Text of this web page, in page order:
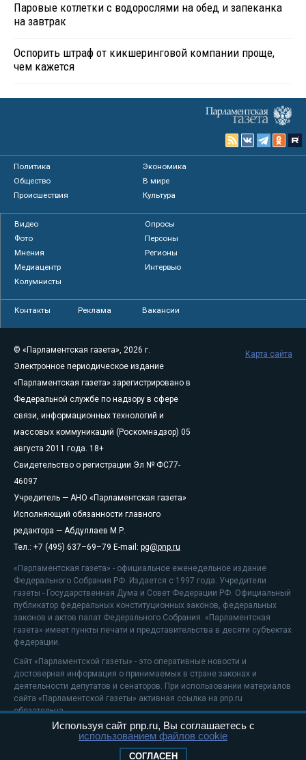
Паровые котлетки с водорослями на обед и запеканка
на завтрак
Оспорить штраф от кикшеринговой компании проще,
чем кажется
Политика
Экономика
Общество
В мире
Происшествия
Культура
Видео
Опросы
Фото
Персоны
Мнения
Регионы
Медиацентр
Интервью
Колумнисты
Контакты Реклама Вакансии
© «Парламентская газета», 2026 г.
Электронное периодическое издание
«Парламентская газета» зарегистрировано в
Федеральной службе по надзору в сфере
связи, информационных технологий и
массовых коммуникаций (Роскомнадзор) 05
августа 2011 года. 18+
Свидетельство о регистрации Эл № ФС77-
46097
Учредитель — АНО «Парламентская газета»
Исполняющий обязанности главного
редактора — Абдуллаев М.Р.
Тел.: +7 (495) 637–69–79 E-mail: pg@pnp.ru
«Парламентская газета» - официальное еженедельное издание
Федерального Собрания РФ. Издается с 1997 года. Учредители
газеты - Государственная Дума и Совет Федерации РФ. Официальный
публикатор федеральных конституционных законов, федеральных
законов и актов палат Федерального Собрания. «Парламентская
газета» имеет пункты печати и представительства в десяти субъектах
федерации.
Сайт «Парламентской газеты» - это оперативные новости и
достоверная информация о принимаемых в стране законах и
деятельности депутатов и сенаторов. При использовании материалов
сайта «Парламентской газеты» активная ссылка на pnp.ru
обязательна.
На информационном ресурсе применяютсярекомендательные
Положение о защите персональных данных
Карта сайта
Используя сайт pnp.ru, Вы соглашаетесь с
использованием файлов cookie
СОГЛАСЕН